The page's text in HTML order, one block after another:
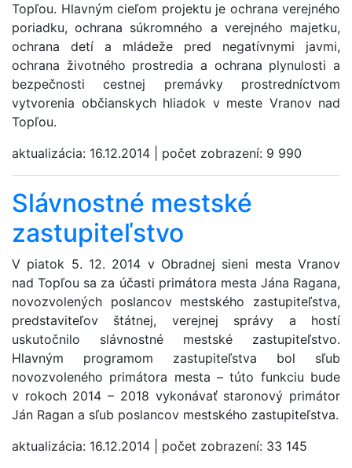
Topľou. Hlavným cieľom projektu je ochrana verejného
poriadku, ochrana súkromného a verejného majetku,
ochrana detí a mládeže pred negatívnymi javmi,
ochrana životného prostredia a ochrana plynulosti a
bezpečnosti cestnej premávky prostredníctvom
vytvorenia občianskych hliadok v meste Vranov nad
Topľou.
aktualizácia: 16.12.2014 počet zobrazení: 9 990
Slávnostné mestské
zastupiteľstvo
V piatok 5. 12. 2014 v Obradnej sieni mesta Vranov
nad Topľou sa za účasti primátora mesta Jána Ragana,
novozvolených poslancov mestského zastupiteľstva,
predstaviteľov štátnej, verejnej správy a hostí
uskutočnilo slávnostné mestské zastupiteľstvo.
Hlavným programom zastupiteľstva bol sľub
novozvoleného primátora mesta – túto funkciu bude
v rokoch 2014 – 2018 vykonávať staronový primátor
Ján Ragan a sľub poslancov mestského zastupiteľstva.
aktualizácia: 16.12.2014 počet zobrazení: 33 145